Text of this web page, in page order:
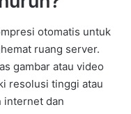
otomatis untuk
ruang server.
gambar atau video
resolusi tinggi atau
internet dan